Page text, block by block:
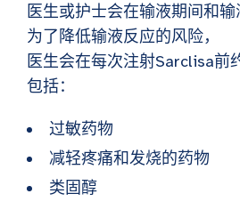
医生或护士会在输液期间和
为了降低输液反应的风险，
医生会在每次注射Sarclisa前
包括：
过敏药物
减轻疼痛和发烧的药物
类固醇